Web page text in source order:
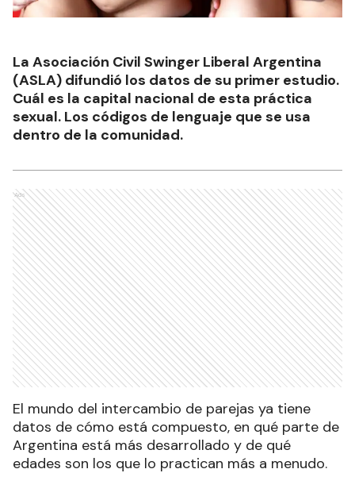
La Asociación Civil Swinger Liberal Argentina
(ASLA) difundió los datos de su primer estudio.
Cuál es la capital nacional de esta práctica
sexual. Los códigos de lenguaje que se usa
dentro de la comunidad.
Ads
El mundo del intercambio de parejas ya tiene
datos de cómo está compuesto, en qué parte de
Argentina está más desarrollado y de qué
edades son los que lo practican más a menudo.